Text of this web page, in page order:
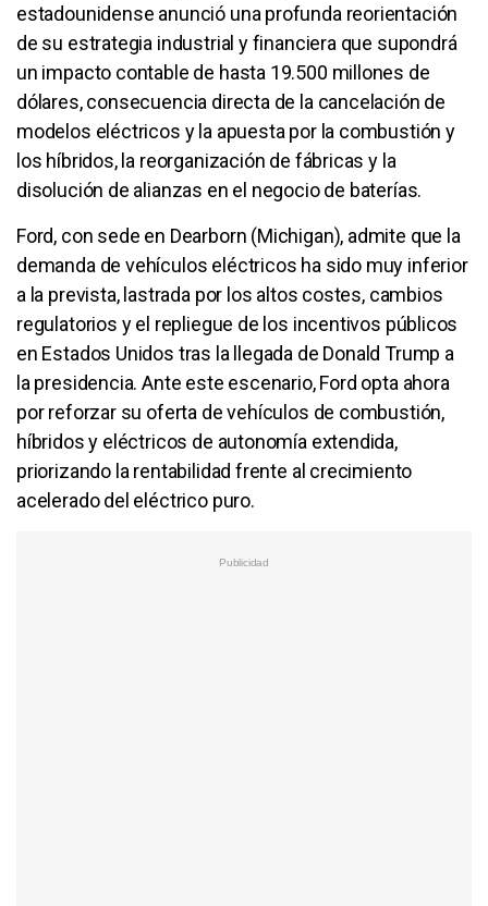
estadounidense anunció una profunda reorientación
de su estrategia industrial y financiera que supondrá
un impacto contable de hasta 19.500 millones de
dólares, consecuencia directa de la cancelación de
modelos eléctricos y la apuesta por la combustión y
los híbridos, la reorganización de fábricas y la
disolución de alianzas en el negocio de baterías.
Ford, con sede en Dearborn (Michigan), admite que la
demanda de vehículos eléctricos ha sido muy inferior
a la prevista, lastrada por los altos costes, cambios
regulatorios y el repliegue de los incentivos públicos
en Estados Unidos tras la llegada de Donald Trump a
la presidencia. Ante este escenario, Ford opta ahora
por reforzar su oferta de vehículos de combustión,
híbridos y eléctricos de autonomía extendida,
priorizando la rentabilidad frente al crecimiento
acelerado del eléctrico puro.